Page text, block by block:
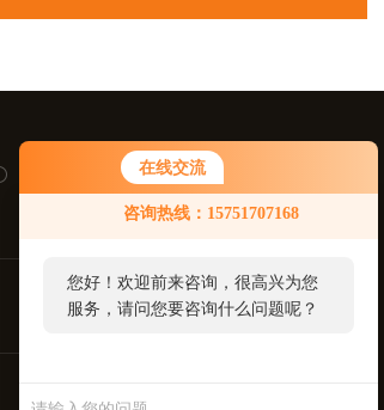
在线交流
咨询热线：15751707168
您好！欢迎前来咨询，很高兴为您
服务，请问您要咨询什么问题呢？
联系人：费扬茗